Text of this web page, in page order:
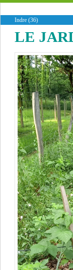
Indre (36)
LE